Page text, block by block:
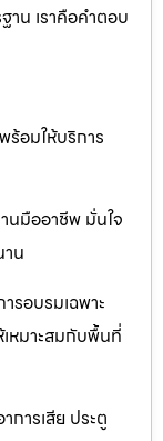
าน เราคือคำตอบ
อมให้บริการ
มืออาชีพ มั่นใจ
น
รอบรมเฉพาะ
หมาะสมกับพื้นที่
การเสีย ประตู